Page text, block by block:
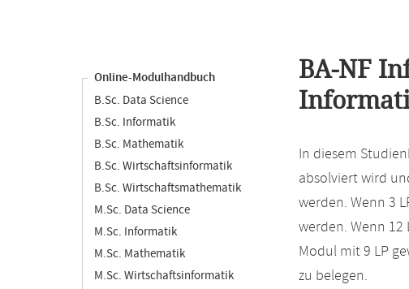
Online-Modulhandbuch
B.Sc. Data Science
B.Sc. Informatik
B.Sc. Mathematik
B.Sc. Wirtschaftsinformatik
B.Sc. Wirtschaftsmathematik
M.Sc. Data Science
M.Sc. Informatik
M.Sc. Mathematik
M.Sc. Wirtschaftsinformatik
BA-NF
In diesem
absolviert wird
werden. Wenn 3
werden. Wenn
Modul mit 9 LP
zu belegen.